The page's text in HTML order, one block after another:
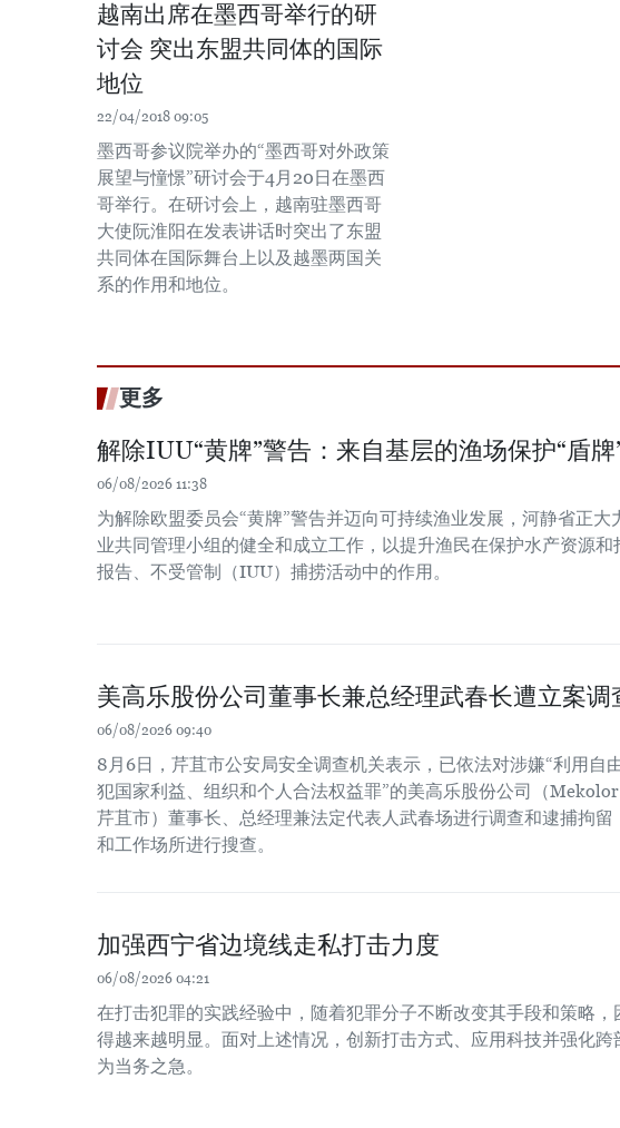
越南出席在墨西哥举行的研
讨会 突出东盟共同体的国际
地位
22/04/2018 09:05
墨西哥参议院举办的“墨西哥对外政策
展望与憧憬”研讨会于4月20日在墨西
哥举行。在研讨会上，越南驻墨西哥
大使阮淮阳在发表讲话时突出了东盟
共同体在国际舞台上以及越墨两国关
系的作用和地位。
更多
解除IUU“黄牌”警告：来自基层的渔场保护“盾牌
06/08/2026 11:38
为解除欧盟委员会“黄牌”警告并迈向可持续渔业发展，河静省正大
业共同管理小组的健全和成立工作，以提升渔民在保护水产资源和
报告、不受管制（IUU）捕捞活动中的作用。
美高乐股份公司董事长兼总经理武春长遭立案调
06/08/2026 09:40
8月6日，芹苴市公安局安全调查机关表示，已依法对涉嫌“利用自
犯国家利益、组织和个人合法权益罪”的美高乐股份公司（
芹苴市）董事长、总经理兼法定代表人武春场进行调查和逮捕拘留
和工作场所进行搜查。
加强西宁省边境线走私打击力度
06/08/2026 04:21
在打击犯罪的实践经验中，随着犯罪分子不断改变其手段和策略，
得越来越明显。面对上述情况，创新打击方式、应用科技并强化跨
为当务之急。